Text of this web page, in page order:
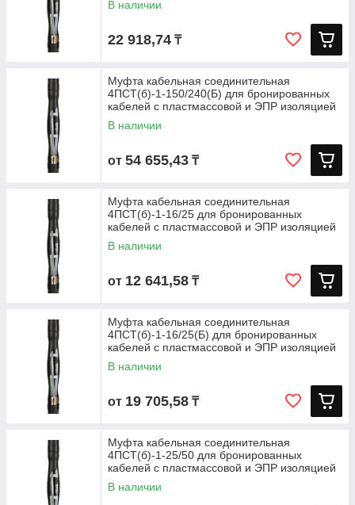
В наличии
22 918,74 ₸
Муфта кабельная соединительная
4ПСТ(б)-1-150/240(Б) для бронированных
кабелей с пластмассовой и ЭПР изоляцией
В наличии
от 54 655,43 ₸
Муфта кабельная соединительная
4ПСТ(б)-1-16/25 для бронированных
кабелей с пластмассовой и ЭПР изоляцией
до
В наличии
от 12 641,58 ₸
Муфта кабельная соединительная
4ПСТ(б)-1-16/25(Б) для бронированных
кабелей с пластмассовой и ЭПР изоляцией
до
В наличии
от 19 705,58 ₸
Муфта кабельная соединительная
4ПСТ(б)-1-25/50 для бронированных
кабелей с пластмассовой и ЭПР изоляцией
до
В наличии